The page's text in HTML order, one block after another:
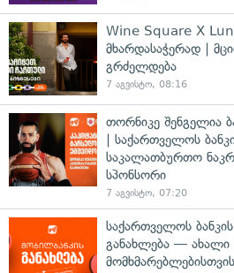
Wine Square X
მხარდასაჭერად |
გრძელდება
7 აგვისტო, 08:16
თორნიკე შენგელია
| საქართველოს
საკალათბურთო
სპონსორი
7 აგვისტო, 07:20
საქართველოს
განახლება — ახალი
მომხმარებლებისთვის